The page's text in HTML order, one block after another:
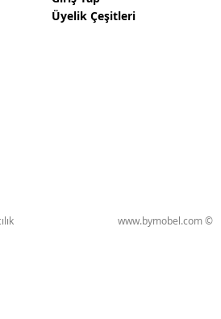
Üyelik Çeşitleri
www.bymobel.com ©